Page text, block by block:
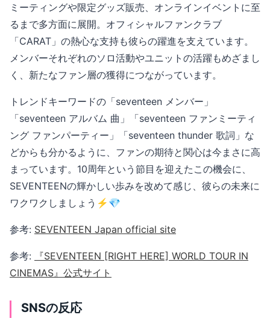
ミーティングや限定グッズ販売、オンラインイベントに至
るまで多方面に展開。オフィシャルファンクラブ
「CARAT」の熱心な支持も彼らの躍進を支えています。
メンバーそれぞれのソロ活動やユニットの活躍もめざまし
く、新たなファン層の獲得につながっています。
トレンドキーワードの「seventeen メンバー」
「seventeen アルバム 曲」「seventeen ファンミーティ
ング ファンパーティー」「seventeen thunder 歌詞」な
どからも分かるように、ファンの期待と関心は今まさに高
まっています。10周年という節目を迎えたこの機会に、
SEVENTEENの輝かしい歩みを改めて感じ、彼らの未来に
ワクワクしましょう⚡️💎
参考: SEVENTEEN Japan official site
参考:
『SEVENTEEN [RIGHT HERE] WORLD TOUR IN
CINEMAS』公式サイト
SNSの反応